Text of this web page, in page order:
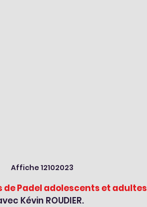
Affiche 12102023
de Padel adolescents et adultes
Kévin ROUDIER.